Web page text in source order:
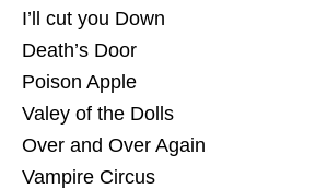
I’ll cut you Down
Death’s Door
Poison Apple
Valey of the Dolls
Over and Over Again
Vampire Circus